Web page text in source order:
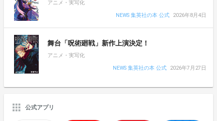
アニメ・実写化
NEWS 集英社の本 公式
2026年8月4日
舞台「呪術廻戦」新作上演決定！
アニメ・実写化
NEWS 集英社の本 公式
2026年7月27日
公式アプリ